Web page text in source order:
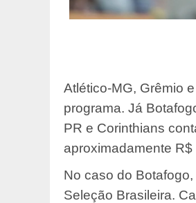
Atlético-MG, Grêmio
programa. Já
PR e Corinthians
aproximadamente R$
No caso do
Seleção Brasileira.